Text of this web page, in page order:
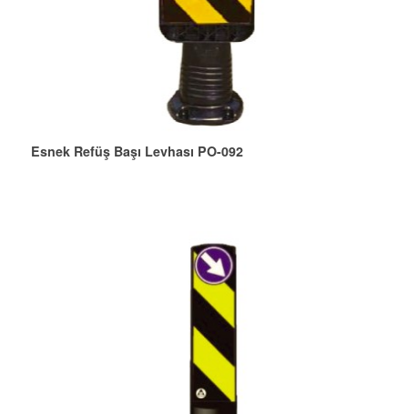
Esnek Refüş Başı Levhası PO-092